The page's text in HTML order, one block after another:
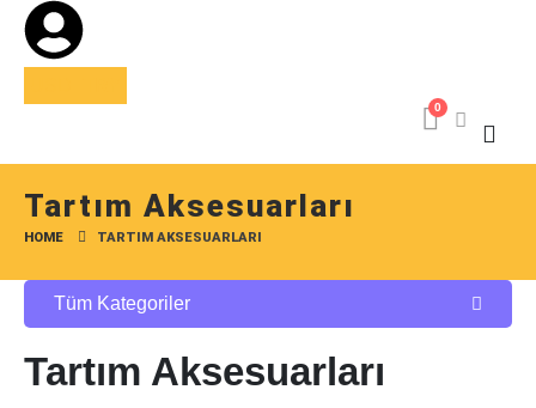
0
Tartım Aksesuarları
HOME TARTIM AKSESUARLARI
Tüm Kategoriler
Tartım Aksesuarları